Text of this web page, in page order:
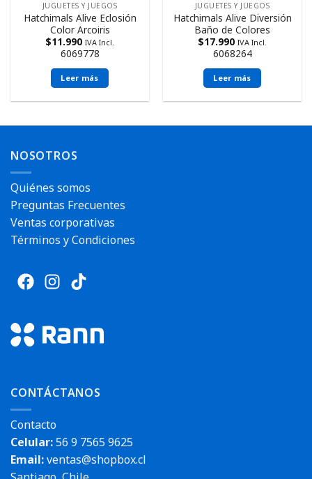
JUGUETES Y JUEGOS
Hatchimals Alive Eclosión
Color Arcoiris
$11.990 IVA Incl.
6069778
Leer más
JUGUETES Y JUEGOS
Hatchimals Alive Diversión
Baño de Colores
$17.990 IVA Incl.
6068264
Leer más
NOSOTROS
Quiénes somos
Preguntas Frecuentes
Ventas corporativas
Términos y Condiciones
CONTÁCTANOS
Contacto
Celular:56 9 7565 9625
Email:ventas@shopbox.cl